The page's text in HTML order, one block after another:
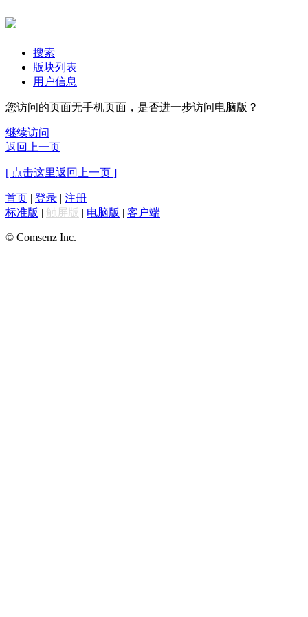
搜索
版块列表
用户信息
您访问的页面无手机页面，是否进一步访问电脑版？
继续访问
返回上一页
[ 点击这里返回上一页 ]
首页 | 登录 | 注册
标准版 | 触屏版 | 电脑版 | 客户端
© Comsenz Inc.